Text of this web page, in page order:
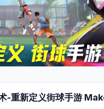
-重新定义街球手游